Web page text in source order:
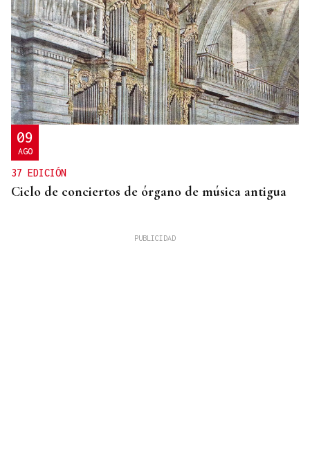
09
AGO
37 EDICIÓN
Ciclo de conciertos de órgano de música antigua